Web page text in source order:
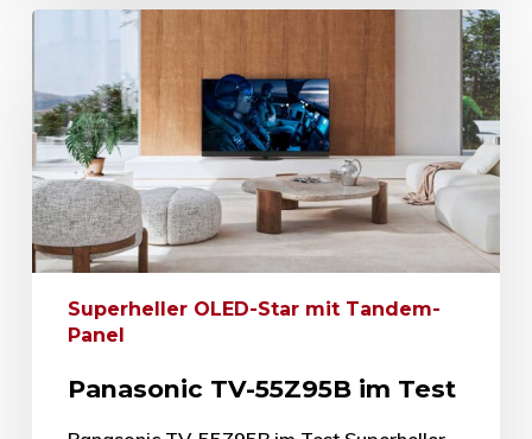
Superheller OLED-Star mit Tandem-
Panel
Panasonic TV-55Z95B im Test